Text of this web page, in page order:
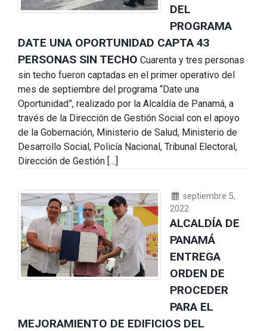
DEL
PROGRAMA
DATE UNA OPORTUNIDAD CAPTA 43
PERSONAS SIN TECHO Cuarenta y tres personas
sin techo fueron captadas en el primer operativo del
mes de septiembre del programa “Date una
Oportunidad”, realizado por la Alcaldía de Panamá, a
través de la Dirección de Gestión Social con el apoyo
de la Gobernación, Ministerio de Salud, Ministerio de
Desarrollo Social, Policía Nacional, Tribunal Electoral,
Dirección de Gestión […]
septiembre 5,
2022
ALCALDÍA DE
PANAMÁ
ENTREGA
ORDEN DE
PROCEDER
PARA EL
MEJORAMIENTO DE EDIFICIOS DEL